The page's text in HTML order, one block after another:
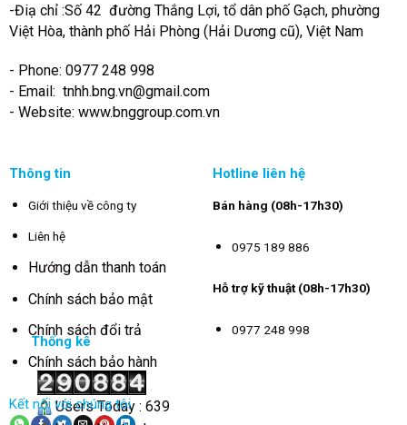
-Điạ chỉ :Số 42 đường Thắng Lợi, tổ dân phố Gạch, phường
Việt Hòa, thành phố Hải Phòng (Hải Dương cũ), Việt Nam
- Phone: 0977 248 998
- Email: tnhh.bng.vn@gmail.com
- Website: www.bnggroup.com.vn
Thông tin
Giới thiệu về công ty
Liên hệ
Hướng dẫn thanh toán
Chính sách bảo mật
Chính sách đổi trả
Chính sách bảo hành
Kết nối với chúng tôi
Hotline liên hệ
Bán hàng (08h-17h30)
0975 189 886
Hỗ trợ kỹ thuật (08h-17h30)
0977 248 998
Thống kê
Users Today : 639